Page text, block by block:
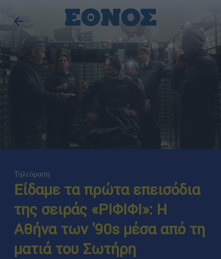
Τηλεόραση
Είδαμε τα πρώτα επεισόδια
της σειράς «ΡΙΦΙΦΙ»: Η
Αθήνα των '90s μέσα από τη
ματιά του Σωτήρη